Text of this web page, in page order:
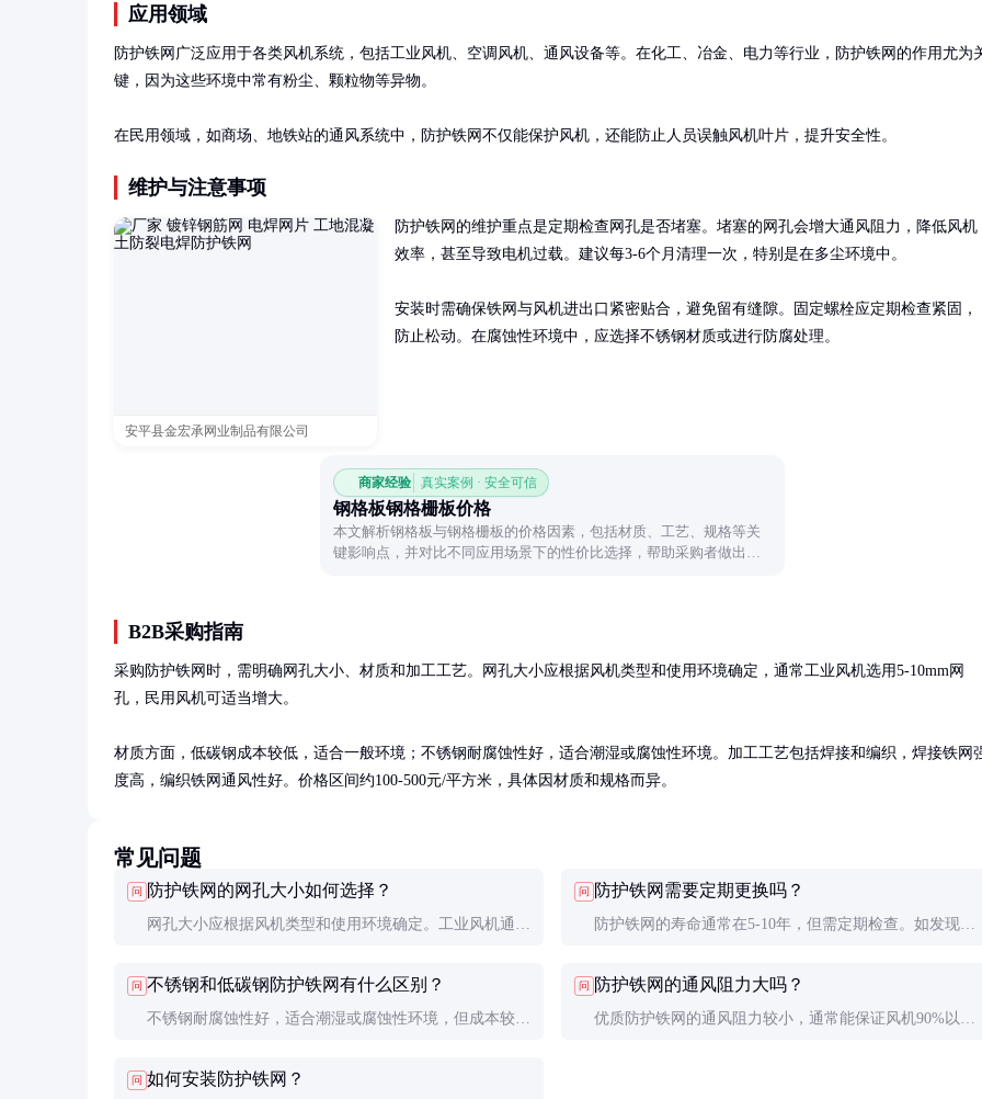
应用领域
防护铁网广泛应用于各类风机系统，包括工业风机、空调风机、通风设备等。在化工、冶金、电力等行业，防护铁网的作用尤为
键，因为这些环境中常有粉尘、颗粒物等异物。
在民用领域，如商场、地铁站的通风系统中，防护铁网不仅能保护风机，还能防止人员误触风机叶片，提升安全性。
维护与注意事项
安平县金宏承网业制品有限公司
防护铁网的维护重点是定期检查网孔是否堵塞。堵塞的网孔会增大通风阻力，降低风机
效率，甚至导致电机过载。建议每3-6个月清理一次，特别是在多尘环境中。
安装时需确保铁网与风机进出口紧密贴合，避免留有缝隙。固定螺栓应定期检查紧固，
防止松动。在腐蚀性环境中，应选择不锈钢材质或进行防腐处理。
商家经验 真实案例 · 安全可信
钢格板钢格栅板价格
本文解析钢格板与钢格栅板的价格因素，包括材质、工艺、规格等关
键影响点，并对比不同应用场景下的性价比选择，帮助采购者做出合
B2B采购指南
采购防护铁网时，需明确网孔大小、材质和加工工艺。网孔大小应根据风机类型和使用环境确定，通常工业风机选用5-10mm网
孔，民用风机可适当增大。
材质方面，低碳钢成本较低，适合一般环境；不锈钢耐腐蚀性好，适合潮湿或腐蚀性环境。加工工艺包括焊接和编织，焊接铁网
度高，编织铁网通风性好。价格区间约100-500元/平方米，具体因材质和规格而异。
常见问题
问 防护铁网的网孔大小如何选择？
网孔大小应根据风机类型和使用环境确定。工业风机通常
孔过小会增加通风阻力，过大则防护效果不佳。
问 防护铁网需要定期更换吗？
防护铁网的寿命通常在5-10年，但需定期检查。如发现严
机安全运行。
问 不锈钢和低碳钢防护铁网有什么区别？
不锈钢耐腐蚀性好，适合潮湿或腐蚀性环境，但成本较
根据使用环境选择合适的材质。
问 防护铁网的通风阻力大吗？
优质防护铁网的通风阻力较小，通常能保证风机90%以上
问 如何安装防护铁网？